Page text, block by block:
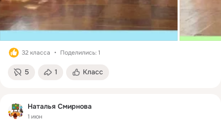
32 класса Поделились: 1
5 1 Класс
Наталья Смирнова
1 июн